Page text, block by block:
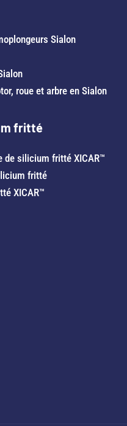
Sialon
roue et arbre en Sialon
fritté
de silicium fritté XICAR™
fritté
XICAR™